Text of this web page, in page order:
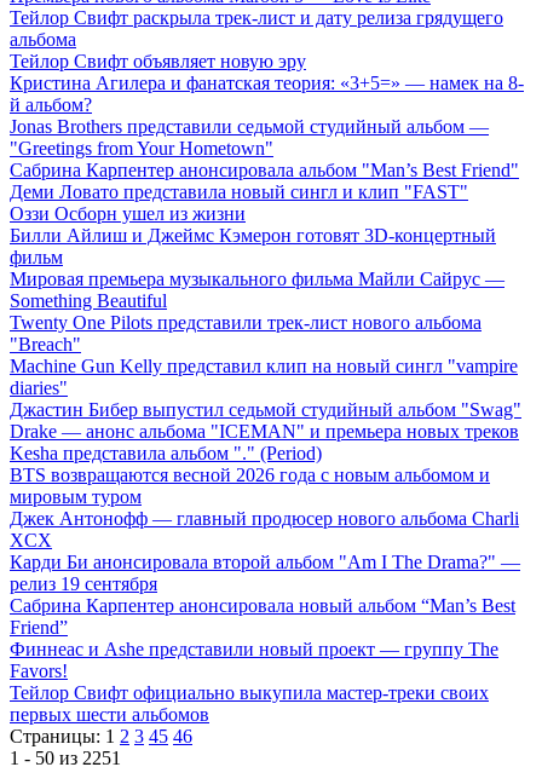
Тейлор Свифт раскрыла трек-лист и дату релиза грядущего
альбома
Тейлор Свифт объявляет новую эру
Кристина Агилера и фанатская теория: «3+5=» — намек на 8-
й альбом?
Jonas Brothers представили седьмой студийный альбом —
"Greetings from Your Hometown"
Сабрина Карпентер анонсировала альбом "Man’s Best Friend"
Деми Ловато представила новый сингл и клип "FAST"
Оззи Осборн ушел из жизни
Билли Айлиш и Джеймс Кэмерон готовят 3D-концертный
фильм
Мировая премьера музыкального фильма Майли Сайрус —
Something Beautiful
Twenty One Pilots представили трек-лист нового альбома
"Breach"
Machine Gun Kelly представил клип на новый сингл "vampire
diaries"
Джастин Бибер выпустил седьмой студийный альбом "Swag"
Drake — анонс альбома "ICEMAN" и премьера новых треков
Kesha представила альбом "." (Period)
BTS возвращаются весной 2026 года с новым альбомом и
мировым туром
Джек Антонофф — главный продюсер нового альбома Charli
XCX
Карди Би анонсировала второй альбом "Am I The Drama?" —
релиз 19 сентября
Сабрина Карпентер анонсировала новый альбом “Man’s Best
Friend”
Финнеас и Ashe представили новый проект — группу The
Favors!
Тейлор Свифт официально выкупила мастер-треки своих
первых шести альбомов
Страницы: 1 2 3 45 46
1 - 50 из 2251